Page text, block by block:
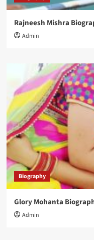
Rajneesh Mishra
Admin
Biography
Glory Mohanta Biography
Admin